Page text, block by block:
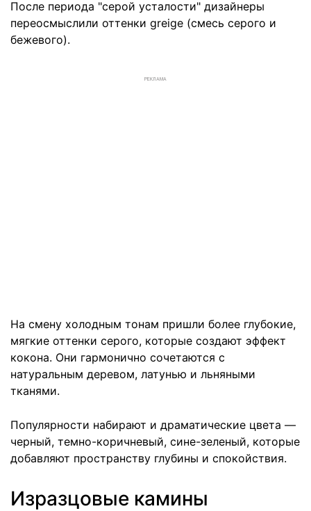
После периода "серой усталости" дизайнеры
переосмыслили оттенки greige (смесь серого и
бежевого).
РЕКЛАМА
На смену холодным тонам пришли более глубокие,
мягкие оттенки серого, которые создают эффект
кокона. Они гармонично сочетаются с
натуральным деревом, латунью и льняными
тканями.
Популярности набирают и драматические цвета —
черный, темно-коричневый, сине-зеленый, которые
добавляют пространству глубины и спокойствия.
Изразцовые камины